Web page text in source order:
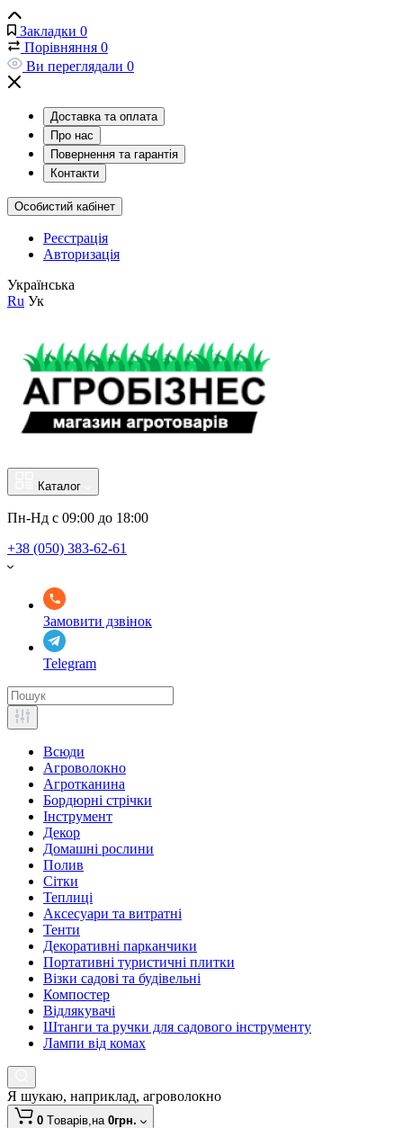
Закладки 0
Порівняння 0
Ви переглядали 0
Доставка та оплата
Про нас
Повернення та гарантія
Контакти
Особистий кабінет
Реєстрація
Авторизація
Українська
Ru Ук
Каталог
Пн-Нд с 09:00 до 18:00
+38 (050) 383-62-61
Замовити дзвінок
Telegram
Всюди
Агроволокно
Агротканина
Бордюрні стрічки
Інструмент
Декор
Домашні рослини
Полив
Сітки
Теплиці
Аксесуари та витратні
Тенти
Декоративні парканчики
Портативні туристичні плитки
Візки садові та будівельні
Компостер
Відлякувачі
Штанги та ручки для садового інструменту
Лампи від комах
Я шукаю, наприклад, агроволокно
0 Tоварів,на 0грн.